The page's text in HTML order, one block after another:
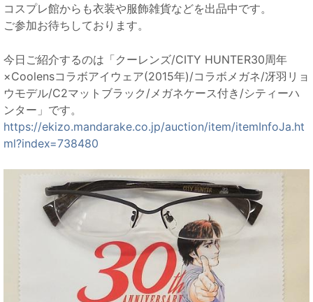
コスプレ館からも衣装や服飾雑貨などを出品中です。
ご参加お待ちしております。
今日ご紹介するのは「クーレンズ/CITY HUNTER30周年
×Coolensコラボアイウェア(2015年)/コラボメガネ/冴羽リョ
ウモデル/C2マットブラック/メガネケース付き/シティーハ
ンター」です。
https://ekizo.mandarake.co.jp/auction/item/itemInfoJa.ht
ml?index=738480